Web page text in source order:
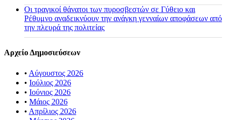
Οι τραγικοί θάνατοι των πυροσβεστών σε Γύθειο και
Ρέθυμνο αναδεικνύουν την ανάγκη γενναίων αποφάσεων από
την πλευρά της πολιτείας
Αρχείο Δημοσιεύσεων
• Αύγουστος 2026
• Ιούλιος 2026
• Ιούνιος 2026
• Μάιος 2026
• Απρίλιος 2026